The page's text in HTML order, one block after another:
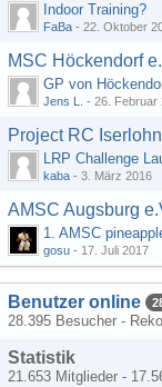
Indoor Training?
FaBa - 22. Oktober
MSC Höckendorf
GP von
Jens L. - 26. Februar
Project RC Iserlohn
LRP Challenge
kaba - 3. März 2016
AMSC Augsburg
1. AMSC
gosu - 17. Juli 2017
Benutzer online
28.395 Besucher -
Statistik
21.653 Mitglieder -